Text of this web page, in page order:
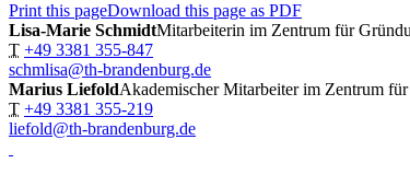
Print this pageDownload this page as PDF
Lisa-Marie SchmidtMitarbeiterin im Zentrum für
T +49 3381 355-847
schmlisa@th-brandenburg.de
Marius LiefoldAkademischer Mitarbeiter im Zentrum
T +49 3381 355-219
liefold@th-brandenburg.de